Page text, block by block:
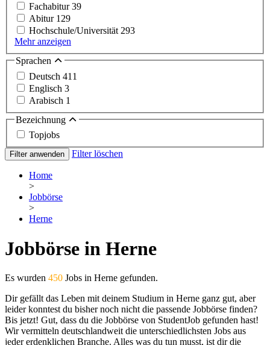
Fachabitur39
Abitur 129
Hochschule/Universität 293
Mehr anzeigen
Sprachen
Deutsch 411
Englisch 3
Arabisch 1
Bezeichnung
Topjobs
Filter anwenden Filter löschen
Home
>
Jobbörse
>
Herne
Jobbörse in Herne
Es wurden 450 Jobs in Herne gefunden.
Dir gefällt das Leben mit deinem Studium in Herne ganz gut, aber
leider konntest du bisher noch nicht die passende Jobbörse finden?
Bis jetzt! Gut, dass du die Jobbörse von StudentJob gefunden hast!
Wir vermitteln deutschlandweit die unterschiedlichsten Jobs aus
jeder erdenklichen Branche. Alles was du tun musst, ist dir die